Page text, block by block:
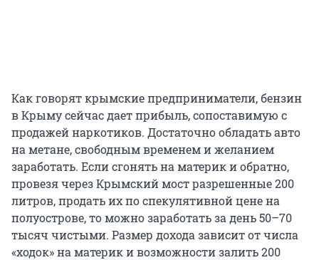
Как говорят крымские предприниматели, бензин
в Крыму сейчас дает прибыль, сопоставимую с
продажей наркотиков. Достаточно обладать авто
на метане, свободным временем и желанием
заработать. Если сгонять на материк и обратно,
провезя через Крымский мост разрешенные 200
литров, продать их по спекулятивной цене на
полуострове, то можно заработать за день 50–70
тысяч чистыми. Размер дохода зависит от числа
«ходок» на материк и возможности залить 200